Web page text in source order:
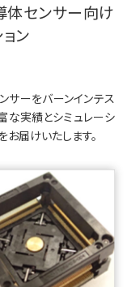
体センサー向け
ン
サーをバーンインテス
な実績とシミュレーシ
お届けいたします。